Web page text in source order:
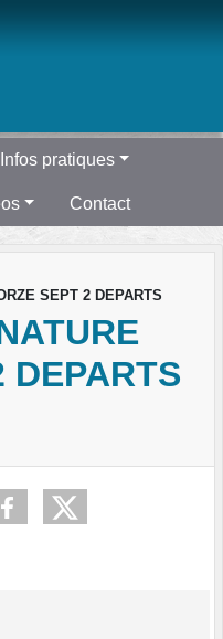
Infos pratiques
Contact
SEPT 2 DEPARTS
DEPARTS